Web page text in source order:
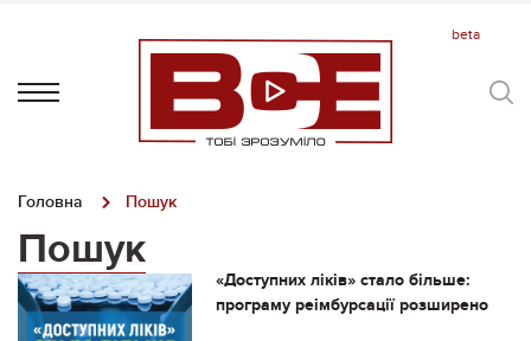
Головна Пошук
Пошук
«Доступних ліків» стало більше:
програму реімбурсації розширено